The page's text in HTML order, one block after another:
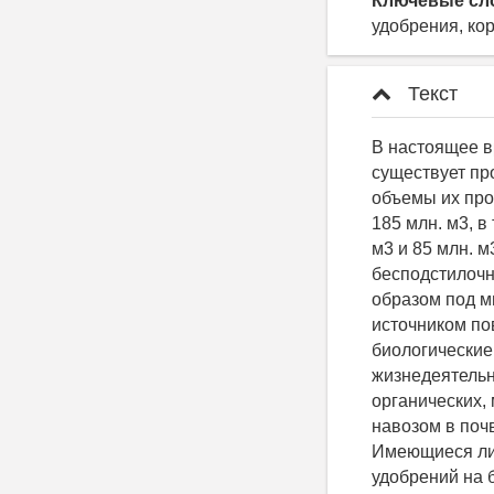
удобрения,
Текст
В настоящее время в связи с переводом животноводства на промышленную основу существует проблема утилизации бесподстилочного навоза, помета [1]. Ежегодные объемы их производства в хозяйствах индустриального животноводства РФ превышают 185 млн. м3, в том числе полужидкого, жидкого навоза, помета, соответственно, 48 млн. м3 и 85 млн. м3, животноводческих стоков - 52 млн. м3. Основным способом утилизации бесподстилочного навоза, помета является их использование на удобрение, главным образом под многолетние кормовые травы. Бесподстилочный навоз является важным источником повышения плодородия почв и оказывает значительное влияние на биологические свойства почв [2]. Биологическая активность характеризует жизнедеятельность микроорганизмов, связанных с процессами трансформации органических, минеральных питательных веществ, поступающих с бесподстилочным навозом в почву и является одним из важнейших показателей ее плодородия [3]. Имеющиеся литературные данные по влиянию бесподстилочного навоза и минеральных удобрений на биогенность почвы не всегда однозначны. Во многих работах установлено положительное влияние умеренных доз (≤ N300) бесподстилочного навоза и минеральных удобрений на численность и биологическую активность микроорганизмов и в целом на плодородие почвы [2,4]. Однако в хозяйствах, стараясь избавиться от огромных объемов бесподстилочного навоза, применяют данное удобрение в сверхвысоких дозах (свыше N 400) на одних и тех же полях, расположенных вблизи животноводческого предприятия. Влияние длительного применения повышенных доз бесподстилочного навоза на биогенность почвы до сих пор не изучено [3]. Цель данной